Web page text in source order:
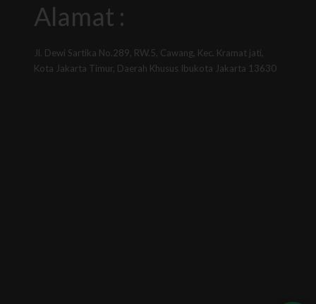
Alamat :
Jl. Dewi Sartika No.289, RW.5, Cawang, Kec. Kramat jati,
Kota Jakarta Timur, Daerah Khusus Ibukota Jakarta 13630